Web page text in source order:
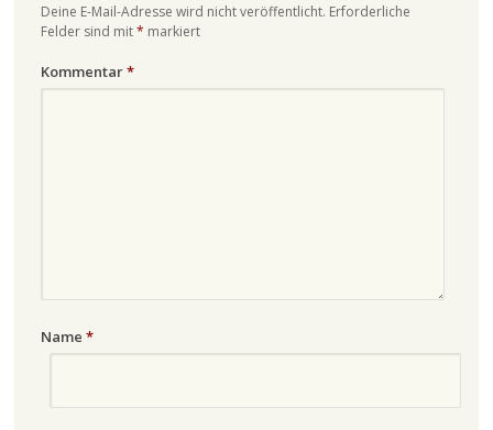
Deine E-Mail-Adresse wird nicht veröffentlicht. Erforderliche
Felder sind mit* markiert
Kommentar*
Name *